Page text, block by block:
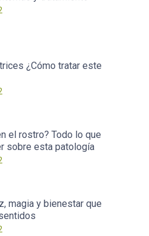
¿Cómo tratar este
el rostro? Todo lo que
sobre esta patología
magia y bienestar que